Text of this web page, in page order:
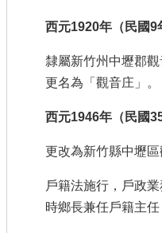
西元1920年（民國9
隸屬新竹州中壢郡
更名為「觀音庄」。
西元1946年（民國35
更改為新竹縣中壢
戶籍法施行，戶政
時鄉長兼任戶籍主任